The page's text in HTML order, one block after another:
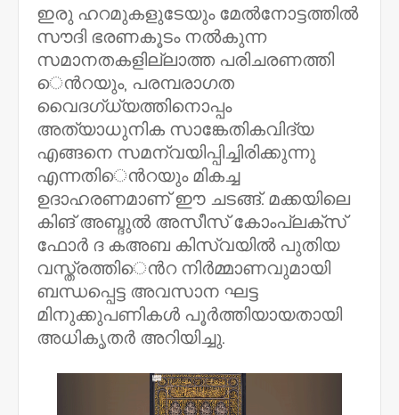
ഇരു ഹറമുകളുടേയും മേൽനോട്ടത്തിൽ
സൗദി ഭരണകൂടം നൽകുന്ന
സമാനതകളില്ലാത്ത പരിചരണത്തി​
െൻറയും, പരമ്പരാഗത
വൈദഗ്ധ്യത്തിനൊപ്പം
അത്യാധുനിക സാങ്കേതികവിദ്യ
എങ്ങനെ സമന്വയിപ്പിച്ചിരിക്കുന്നു
എന്നതി​െൻറയും മികച്ച
ഉദാഹരണമാണ് ഈ ചടങ്ങ്. മക്കയിലെ
കിങ് അബ്ദുൽ അസീസ് കോംപ്ലക്സ്
ഫോർ ദ കഅബ കിസ്‌വയിൽ പുതിയ
വസ്ത്രത്തി​​െൻറ നിർമ്മാണവുമായി
ബന്ധപ്പെട്ട അവസാന ഘട്ട
മിനുക്കുപണികൾ പൂർത്തിയായതായി
അധികൃതർ അറിയിച്ചു.